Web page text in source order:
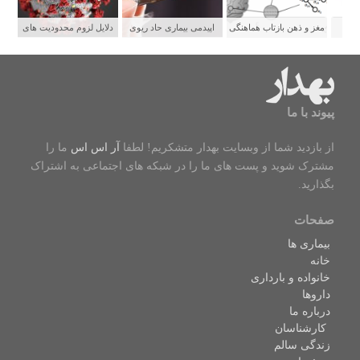
دلایل لزوم محدودیت های
اپیدمی بیماری حاد ریوی
مغز و ذهن بازتاب هماهنگی
پیوند با ما
از بازدید شما از وبسایت بهدار متشکریم! لطفا آر اس اس ما را
مشترک شوید و پست های ما را در شبکه های اجتماعی به اشتراک
بگذارید.
صفحات
بیماری ها
خانه
خانواده و بارداری
داروها
درباره ما
کارشناسان
زندگی سالم